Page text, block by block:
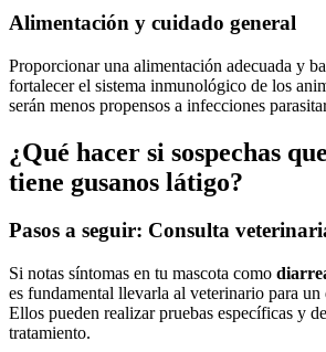
Alimentación y cuidado general
Proporcionar una alimentación adecuada y
fortalecer el sistema inmunológico de los
serán menos propensos a infecciones
¿Qué hacer si sospechas
tiene gusanos látigo?
Pasos a seguir: Consulta
Si notas síntomas en tu mascota como
es fundamental llevarla al veterinario para un
Ellos pueden realizar pruebas específicas y
tratamiento.